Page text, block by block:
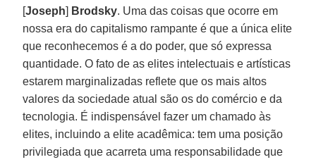
[Joseph] Brodsky. Uma das coisas que ocorre em
nossa era do capitalismo rampante é que a única elite
que reconhecemos é a do poder, que só expressa
quantidade. O fato de as elites intelectuais e artísticas
estarem marginalizadas reflete que os mais altos
valores da sociedade atual são os do comércio e da
tecnologia. É indispensável fazer um chamado às
elites, incluindo a elite acadêmica: tem uma posição
privilegiada que acarreta uma responsabilidade que